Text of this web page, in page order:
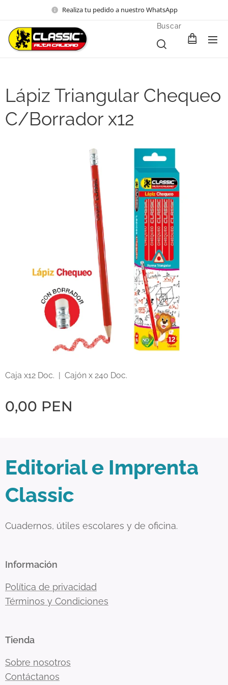
Realiza tu pedido a nuestro WhatsApp
Buscar
Lápiz Triangular Chequeo
C/Borrador x12
Caja x12 Doc. | Cajón x 240 Doc.
0,00 PEN
Editorial e Imprenta
Classic
Cuadernos, útiles escolares y de oficina.
Información
Política de privacidad
Términos y Condiciones
Tienda
Sobre nosotros
Contáctanos